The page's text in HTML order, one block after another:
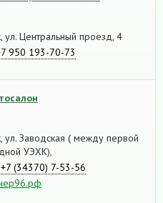
ул. Центральный проезд, 4
950 193-70-73
ул. Заводская ( между первой
УЭХК),
+7 (34370) 7-53-56